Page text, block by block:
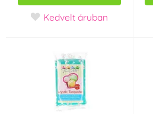
Kedvelt áruban